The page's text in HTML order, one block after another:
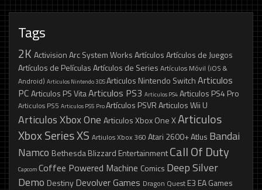
Tags
2K ActivisionArc System WorksArtículosArtículos de Juegos
Artículos de PelículasArtículos de Series Artículos Móvil (iOS &
Android) Articulos Nintendo 3DSArticulos Nintendo SwitchArticulos
PCArticulos PS VitaArticulos PS3 Articulos PS4 Articulos PS4 Pro
Articulos PS5 Articulos PS5 ProArtículos PSVRArticulos Wii U
Articulos Xbox One Articulos Xbox One XArticulos
Xbox Series XS Artiulos Xbox 360 Atari 2600+Atlus Bandai
Namco BethesdaBlizzard EntertainmentCall Of Duty
Capcom Coffee Powered Machine Comics Deep Silver
Demo DestinyDevolver Games Dragon Quest E3 EA Games